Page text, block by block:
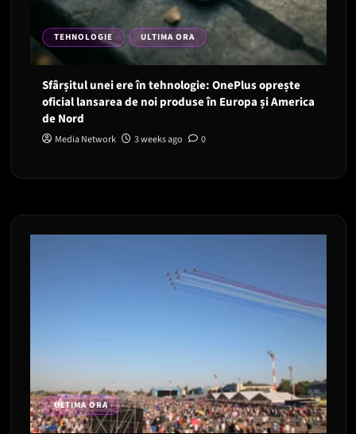
TEHNOLOGIE ULTIMA ORA
Sfârșitul unei ere în tehnologie: OnePlus oprește
oficial lansarea de noi produse în Europa și America
de Nord
Media Network 3 weeks ago 0
ULTIMA ORA